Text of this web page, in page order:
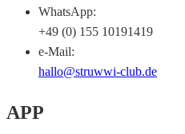
WhatsApp:
+49 (0) 155 10191419
e-Mail:
hallo@struwwi-club.de
APP